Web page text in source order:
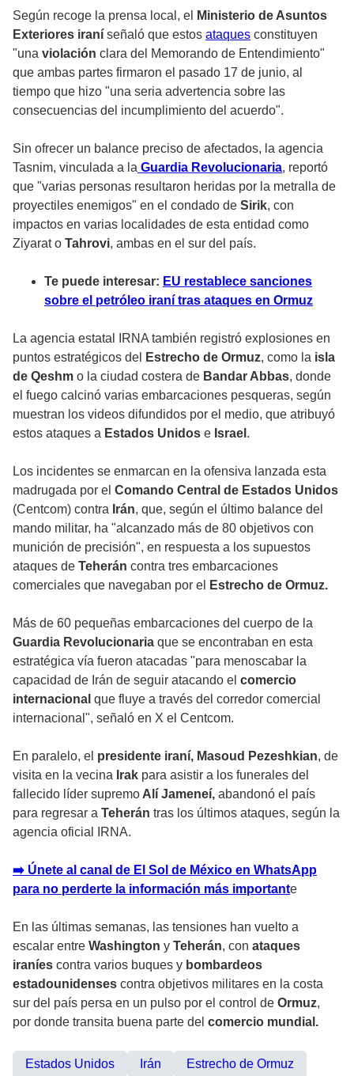
Según recoge la prensa local, el
Ministerio de Asuntos
Exteriores iraní señaló que estos ataques constituyen
"una violación clara del Memorando de Entendimiento"
que ambas partes firmaron el pasado 17 de junio, al
tiempo que hizo "una seria advertencia sobre las
consecuencias del incumplimiento del acuerdo".
Sin ofrecer un balance preciso de afectados, la agencia
Tasnim, vinculada a la Guardia Revolucionaria, reportó
que "varias personas resultaron heridas por la metralla de
proyectiles enemigos" en el condado de Sirik, con
impactos en varias localidades de esta entidad como
Ziyarato Tahrovi, ambas en el sur del país.
Te puede interesar: EU restablece sanciones
sobre el petróleo iraní tras ataques en Ormuz
La agencia estatal IRNA también registró explosiones en
puntos estratégicos del
Estrecho de Ormuz, como la isla
de Qeshm o la ciudad costera de Bandar Abbas, donde
el fuego calcinó varias embarcaciones pesqueras, según
muestran los videos difundidos por el medio, que atribuyó
estos ataques a Estados Unidos e Israel .
Los incidentes se enmarcan en la ofensiva lanzada esta
madrugada por el Comando Central de Estados Unidos
(Centcom) contra Irán, que, según el último balance del
mando militar, ha "alcanzado más de 80 objetivos con
munición de precisión", en respuesta a los supuestos
ataques de Teherán contra tres embarcaciones
comerciales que navegaban por el
Estrecho de Ormuz.
Más de 60 pequeñas embarcaciones del cuerpo de la
Guardia Revolucionaria que se encontraban en esta
estratégica vía fueron atacadas "para menoscabar la
capacidad de Irán de seguir atacando el comercio
internacional que fluye a través del corredor comercial
internacional", señaló en X el Centcom.
En paralelo, el presidente iraní, Masoud Pezeshkian, de
visita en la vecina Irak para asistir a los funerales del
fallecido líder supremo Alí Jameneí, abandonó el país
para regresar a Teherán tras los últimos ataques, según la
agencia oficial IRNA.
➡️ Únete al canal de El Sol de México en WhatsApp
para no perderte la información más importante
En las últimas semanas, las tensiones han vuelto a
escalar entre Washington y Teherán, con ataques
iraníes contra varios buques y bombardeos
estadounidenses contra objetivos militares en la costa
sur del país persa en un pulso por el control de Ormuz,
por donde transita buena parte del comercio mundial.
Estados Unidos Irán Estrecho de Ormuz